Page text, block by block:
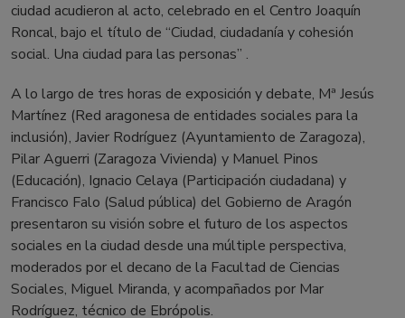
ciudad acudieron al acto, celebrado en el Centro Joaquín
Roncal, bajo el título de “Ciudad, ciudadanía y cohesión
social. Una ciudad para las personas” .
A lo largo de tres horas de exposición y debate, Mª Jesús
Martínez (Red aragonesa de entidades sociales para la
inclusión), Javier Rodríguez (Ayuntamiento de Zaragoza),
Pilar Aguerri (Zaragoza Vivienda) y Manuel Pinos
(Educación), Ignacio Celaya (Participación ciudadana) y
Francisco Falo (Salud pública) del Gobierno de Aragón
presentaron su visión sobre el futuro de los aspectos
sociales en la ciudad desde una múltiple perspectiva,
moderados por el decano de la Facultad de Ciencias
Sociales, Miguel Miranda, y acompañados por Mar
Rodríguez, técnico de Ebrópolis.